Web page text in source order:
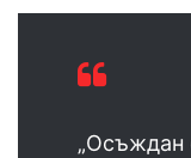
„Осъждан